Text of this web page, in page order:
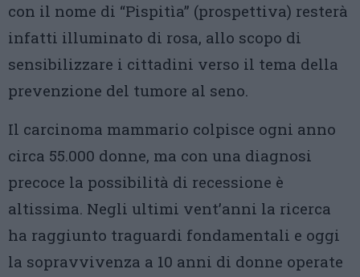
con il nome di “Pispitìa” (prospettiva) resterà
infatti illuminato di rosa, allo scopo di
sensibilizzare i cittadini verso il tema della
prevenzione del tumore al seno.
Il carcinoma mammario colpisce ogni anno
circa 55.000 donne, ma con una diagnosi
precoce la possibilità di recessione è
altissima. Negli ultimi vent’anni la ricerca
ha raggiunto traguardi fondamentali e oggi
la sopravvivenza a 10 anni di donne operate